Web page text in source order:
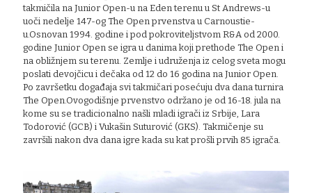
takmičila na Junior Open-u na Eden terenu u St Andrews-u
uoči nedelje 147-og The Open prvenstva u Carnoustie-
u.Osnovan 1994. godine i pod pokroviteljstvom R&A od 2000.
godine Junior Open se igra u danima koji prethode The Open i
na obližnjem su terenu. Zemlje i udruženja iz celog sveta mogu
poslati devojčicu i dečaka od 12 do 16 godina na Junior Open.
Po završetku događaja svi takmičari posećuju dva dana turnira
The Open.Ovogodišnje prvenstvo održano je od 16-18. jula na
kome su se tradicionalno našli mladi igrači iz Srbije, Lara
Todorović (GCB) i Vukašin Suturović (GKS). Takmičenje su
završili nakon dva dana igre kada su kat prošli prvih 85 igrača.